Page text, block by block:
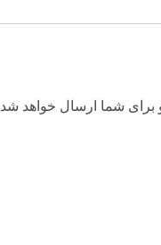
برای شما ارسال خواهد شد